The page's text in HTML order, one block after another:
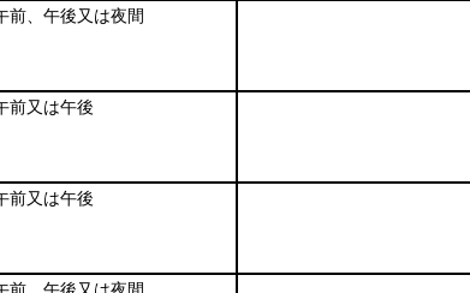
前、午後又は夜間
前又は午後
前又は午後